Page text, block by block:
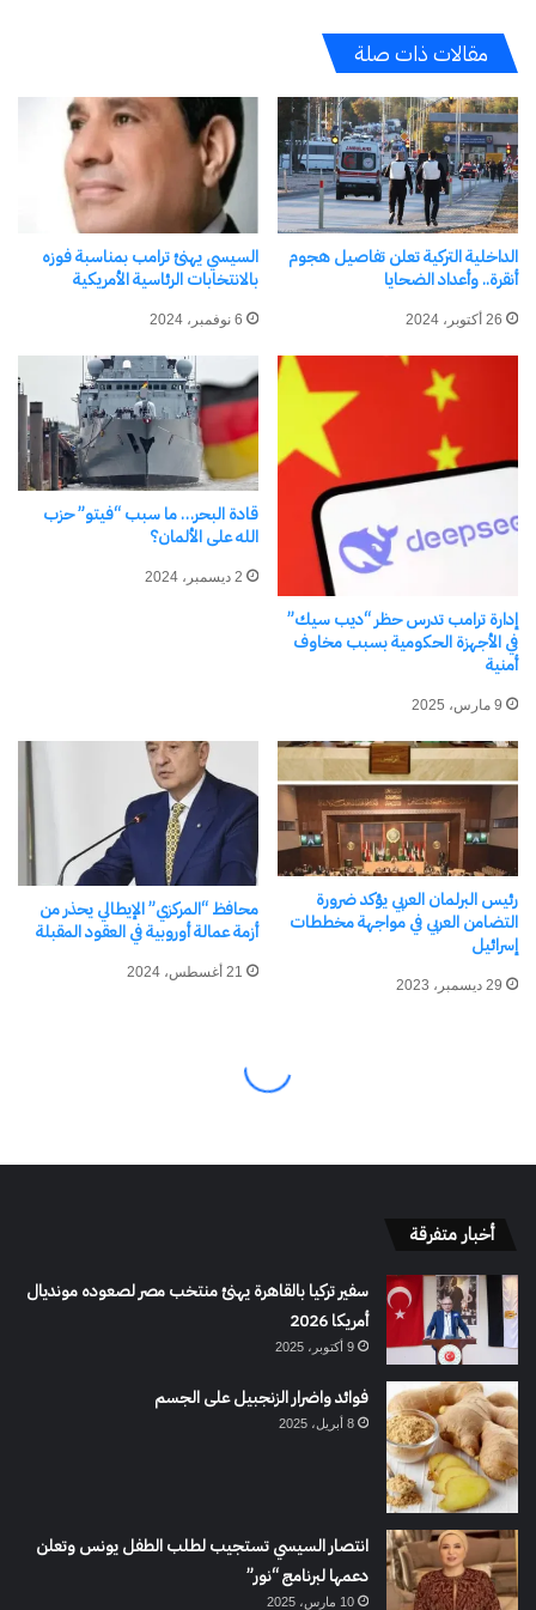
أخبار متفرقة
سفير تركيا بالقاهرة يهنئ منتخب مصر لصعوده مونديال
أمريكا 2026
9 أكتوبر، 2025
فوائد واضرار الزنجبيل على الجسم
8 أبريل، 2025
انتصار السيسي تستجيب لطلب الطفل يونس وتعلن
دعمها لبرنامج “نور”
10 مارس، 2025